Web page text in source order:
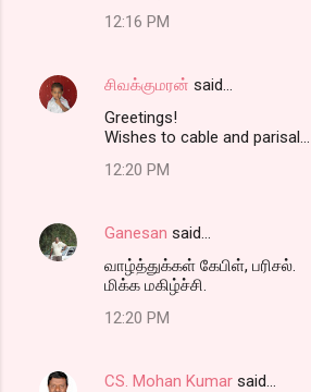
12:16 PM
சிவக்குமரன் said…
Greetings!
Wishes to cable and parisal...
12:20 PM
Ganesan said…
வாழ்த்துக்கள் கேபிள், பரிசல்.
மிக்க மகிழ்ச்சி.
12:20 PM
CS. Mohan Kumar said…